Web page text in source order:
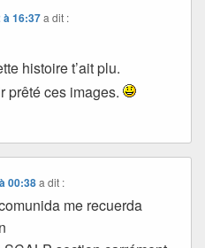
à 16:37a dit :
histoire t’ait plu.
prêté ces images.
00:38 a dit :
me recuerda